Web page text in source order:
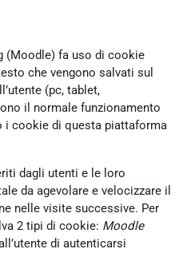
(Moodle) fa uso di cookie
che vengono salvati sul
(pc, tablet,
il normale funzionamento
i cookie di questa piattaforma
dagli utenti e le loro
da agevolare e velocizzare il
nelle visite successive. Per
2 tipi di cookie: Moodle
di autenticarsi